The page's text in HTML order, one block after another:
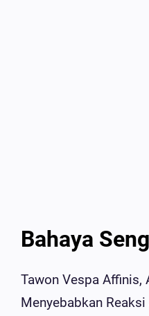
Bahaya
Tawon Vespa Affinis,
Menyebabkan